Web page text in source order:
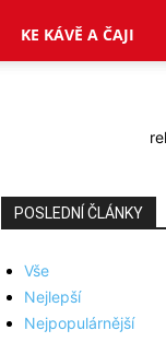
KE KÁVĚ A ČAJI
POSLEDNÍ ČLÁNKY
Vše
Nejlepší
Nejpopulárnější